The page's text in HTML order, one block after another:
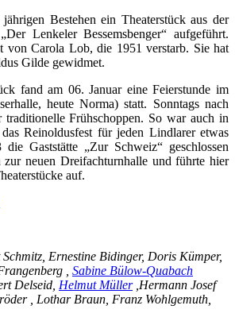
Bestehen ein Theaterstück aus der
Lenkeler Bessemsbenger“ aufgeführt.
von Carola Lob, die 1951 verstarb. Sie hat
Gilde gewidmet.
fand am 06. Januar eine Feierstunde im
heute Norma) statt. Sonntags nach
traditionelle Frühschoppen. So war auch in
Reinoldusfest für jeden Lindlarer etwas
Gaststätte „Zur Schweiz“ geschlossen
zur neuen Dreifachturnhalle und führte hier
auf.
Ernestine Bidinger, Doris Kümper,
, Sabine Bülow-Quabach
Delseid, Helmut Müller,Hermann Josef
, Lothar Braun, Franz Wohlgemuth,